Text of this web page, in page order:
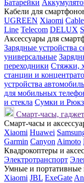
Батарейки
Кабели для
UGREEN Xiaomi
Line Telecom DELUX
Аксессуары для
Зарядные устройства
универсальные
переходники Стяжки,
станции и
устройства
для мобильных
и стекла Сумки и
Смарт-часы,
Смарт-часы и
Xiaomi Huawei
Garmin Canyon Aimoto
Квадрокоптеры и
Электротранспорт
Умные и портативные
Xiaomi JBL ExeGate